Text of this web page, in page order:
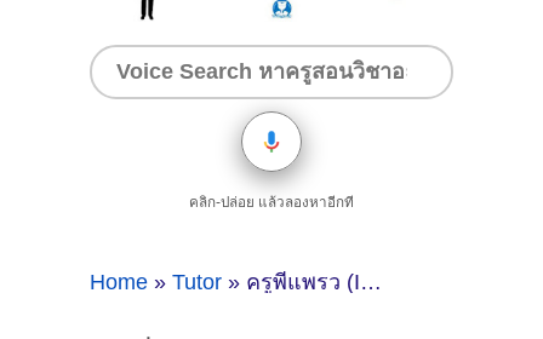
คลิก-ปล่อย แล้วลองหาอีกที
Home » Tutor » ครูพี่แพรว (ID : 12987) สอนวิชาภาษาอังกฤษ ที่กรุงเทพมหานคร